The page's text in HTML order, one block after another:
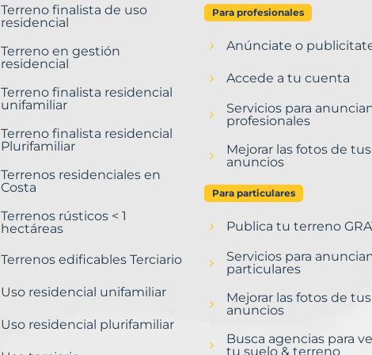
Terreno finalista de uso
residencial
Terreno en gestión
residencial
Terreno finalista residencial
unifamiliar
Terreno finalista residencial
Plurifamiliar
Terrenos residenciales en
Costa
Terrenos rústicos < 1
hectáreas
Terrenos edificables Terciario
Uso residencial unifamiliar
Uso residencial plurifamiliar
Para profesionales
Anúnciate o
Accede a tu cuenta
Servicios para
profesionales
Mejorar las fotos de tus
anuncios
Para particulares
Publica tu terreno
Servicios para
particulares
Mejorar las fotos de tus
anuncios
Busca agencias para
tu suelo & terreno